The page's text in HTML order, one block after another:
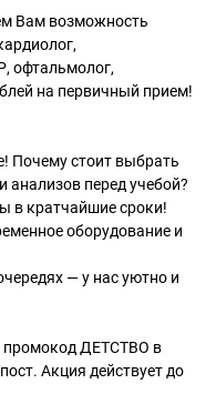
Вам возможность
офтальмолог,
на первичный прием!
Почему стоит выбрать
анализов перед учебой?
в кратчайшие сроки!
оборудование и
— у нас уютно и
промокод ДЕТСТВО в
Акция действует до